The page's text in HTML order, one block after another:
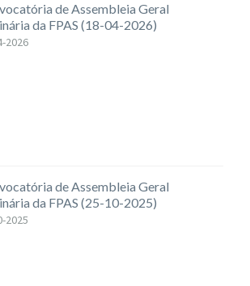
de Assembleia Geral
da FPAS (18-04-2026)
2026
de Assembleia Geral
da FPAS (25-10-2025)
2025